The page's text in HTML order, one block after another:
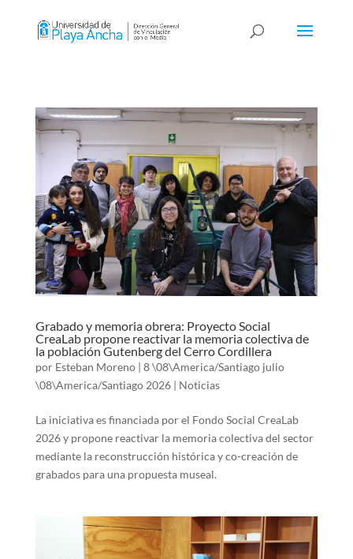
Grabado y memoria obrera: Proyecto Social
CreaLab propone reactivar la memoria colectiva de
la población Gutenberg del Cerro Cordillera
por Esteban Moreno| 8 \08\America/Santiago julio
\08\America/Santiago 2026| Noticias
La iniciativa es financiada por el Fondo Social CreaLab
2026 y propone reactivar la memoria colectiva del sector
mediante la reconstrucción histórica y co-creación de
grabados para una propuesta museal.